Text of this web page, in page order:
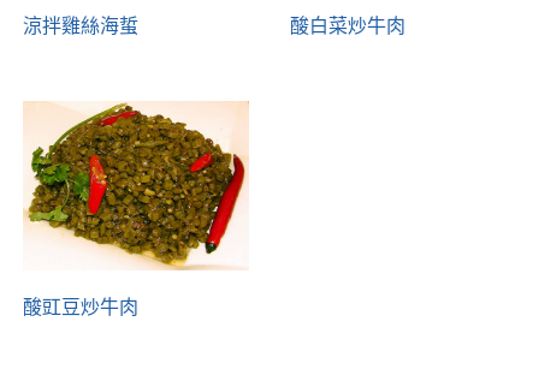
涼拌雞絲海蜇 酸白菜炒牛肉
酸豇豆炒牛肉